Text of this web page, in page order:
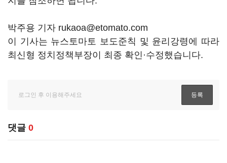
박주용 기자 rukaoa@etomato.com
이 기사는 뉴스토마토 보도준칙 및 윤리강령에 따라
최신형 정치정책부장이 최종 확인·수정했습니다.
댓글 0